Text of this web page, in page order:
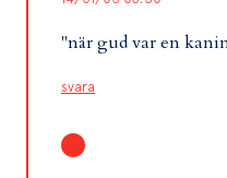
"när gud var en
svara